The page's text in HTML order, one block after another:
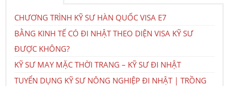
CHƯƠNG TRÌNH KỸ SƯ HÀN QUỐC VISA E7
BẰNG KINH TẾ CÓ ĐI NHẬT THEO DIỆN VISA KỸ SƯ
ĐƯỢC KHÔNG?
KỸ SƯ MAY MẶC THỜI TRANG – KỸ SƯ ĐI NHẬT
TUYỂN DỤNG KỸ SƯ NÔNG NGHIỆP ĐI NHẬT | TRỒNG